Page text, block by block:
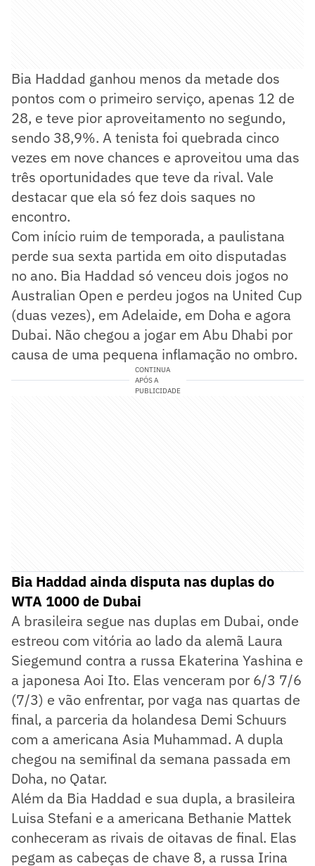
Bia Haddad ganhou menos da metade dos
pontos com o primeiro serviço, apenas 12 de
28, e teve pior aproveitamento no segundo,
sendo 38,9%. A tenista foi quebrada cinco
vezes em nove chances e aproveitou uma das
três oportunidades que teve da rival. Vale
destacar que ela só fez dois saques no
encontro.
Com início ruim de temporada, a paulistana
perde sua sexta partida em oito disputadas
no ano. Bia Haddad só venceu dois jogos no
Australian Open e perdeu jogos na United Cup
(duas vezes), em Adelaide, em Doha e agora
Dubai. Não chegou a jogar em Abu Dhabi por
causa de uma pequena inflamação no ombro.
CONTINUA
APÓS A
PUBLICIDADE
Bia Haddad ainda disputa nas duplas do
WTA 1000 de Dubai
A brasileira segue nas duplas em Dubai, onde
estreou com vitória ao lado da alemã Laura
Siegemund contra a russa Ekaterina Yashina e
a japonesa Aoi Ito. Elas venceram por 6/3 7/6
(7/3) e vão enfrentar, por vaga nas quartas de
final, a parceria da holandesa Demi Schuurs
com a americana Asia Muhammad. A dupla
chegou na semifinal da semana passada em
Doha, no Qatar.
Além da Bia Haddad e sua dupla, a brasileira
Luisa Stefani e a americana Bethanie Mattek
conheceram as rivais de oitavas de final. Elas
pegam as cabeças de chave 8, a russa Irina